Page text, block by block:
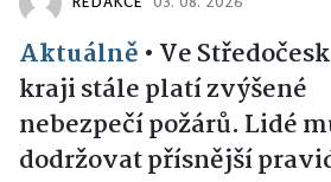
Aktuálně • Ve
kraji stále platí zvýšené
nebezpečí požárů. Lidé
dodržovat přísnější